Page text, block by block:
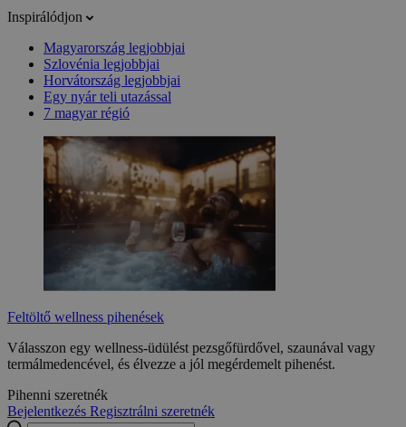
Inspirálódjon
Magyarország legjobbjai
Szlovénia legjobbjai
Horvátország legjobbjai
Egy nyár teli utazással
7 magyar régió
Feltöltő wellness pihenések
Válasszon egy wellness-üdülést pezsgőfürdővel, szaunával vagy
termálmedencével, és élvezze a jól megérdemelt pihenést.
Pihenni szeretnék
Bejelentkezés Regisztrálni szeretnék